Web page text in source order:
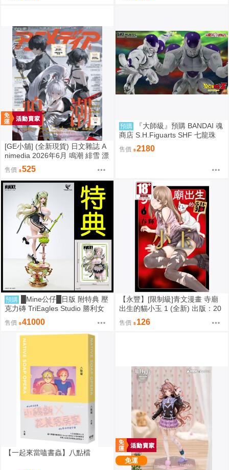
[GE小舖] (全新現貨) 日文雜誌 A
nimedia 2026年6月 鳴潮 緋雪 漂
泊者 魔法姊妹露露特莉莉
售價 525
預購
『大師級』預購 BANDAI 魂
商店 S.H.Figuarts SHF 七龍珠
力量全開 弗利沙 戰損版
售價 2180
預購
█Mine公仔█日版 附特典 壓
克力磚 TriEagles Studio 勝利女
神 妮姬 NIKKE 索達 1/4 雕像
售價 41000
【永豐】[限制級]青文漫畫 寺廟
出生的貓小玉 1 (全新) 出版：20
26/08
售價 126
【一起來當嗑書蟲】八點檔
免運